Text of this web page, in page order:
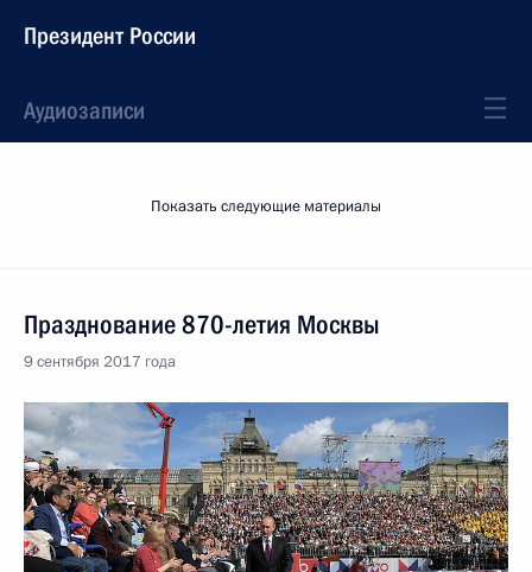
Президент России
Аудиозаписи
Показать следующие материалы
Празднование 870-летия Москвы
9 сентября 2017 года